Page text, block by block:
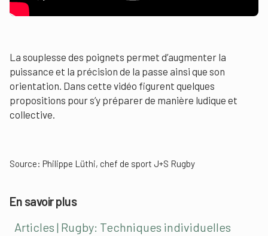
La souplesse des poignets permet d’augmenter la
puissance et la précision de la passe ainsi que son
orientation. Dans cette vidéo figurent quelques
propositions pour s’y préparer de manière ludique et
collective.
Source: Philippe Lüthi, chef de sport J+S Rugby
En savoir plus
Articles | Rugby: Techniques individuelles